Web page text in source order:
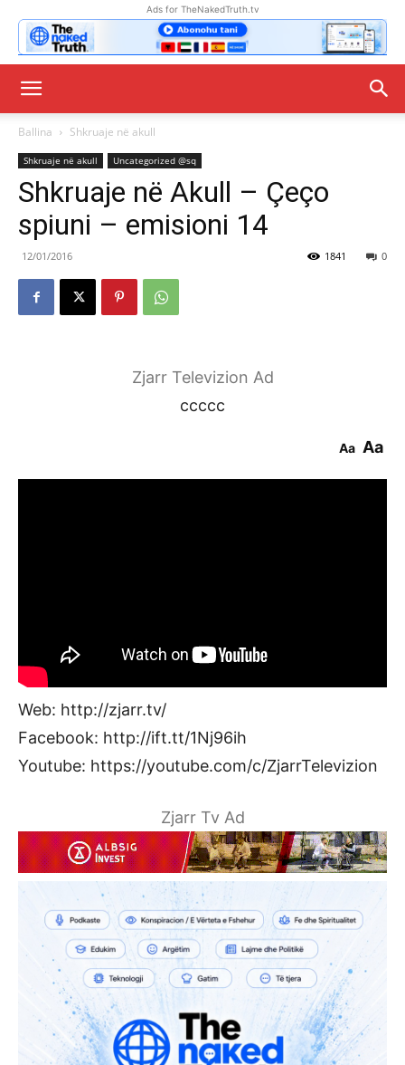
Ads for TheNakedTruth.tv
Ballina Shkruaje në akull
Shkruaje në akull Uncategorized @sq
Shkruaje në Akull – Çeço
spiuni – emisioni 14
12/01/2016 0
1841
Zjarr Televizion Ad
ccccc
Aa Aa
Web: http://zjarr.tv/
Facebook: http://ift.tt/1Nj96ih
Youtube: https://youtube.com/c/ZjarrTelevizion
Zjarr Tv Ad